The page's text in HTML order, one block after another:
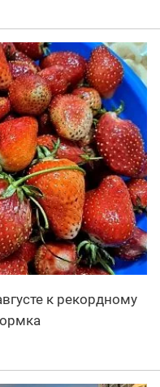
к рекордному